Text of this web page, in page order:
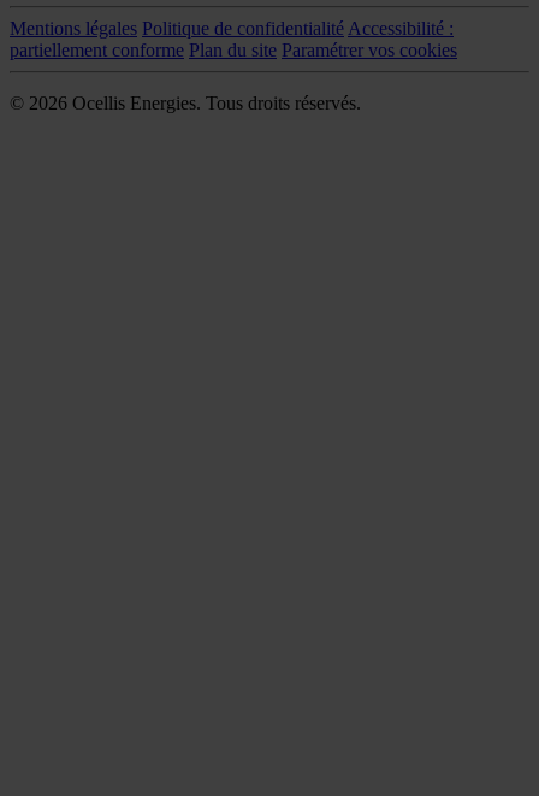
Mentions légales Politique de confidentialité Accessibilité :
partiellement conforme Plan du site Paramétrer vos cookies
© 2026 Ocellis Energies. Tous droits réservés.